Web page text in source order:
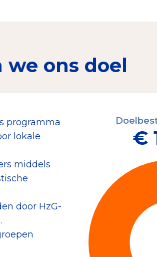
we ons doel
€
programma
lokale
middels
door HzG-